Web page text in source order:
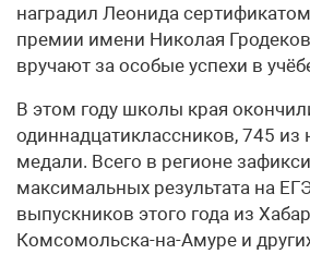
наградил Леонида
премии имени Николая
вручают за особые успехи в
В этом году школы края
одиннадцатиклассников, 745 из
медали. Всего в регионе
максимальных результата на
выпускников этого года из
Комсомольска-на-Амуре и